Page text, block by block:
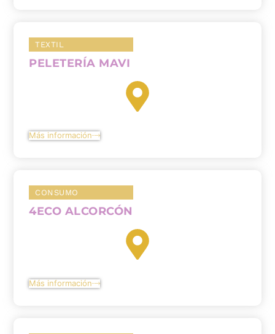
TEXTIL
PELETERÍA MAVI
Más información
CONSUMO
4ECO ALCORCÓN
Más información